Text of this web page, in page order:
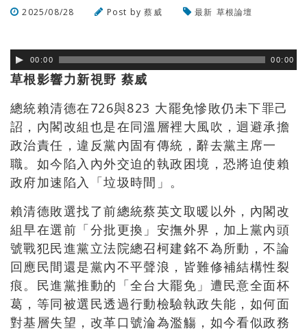
2025/08/28 Post by蔡威 最新 草根論壇
00:00 00:00
草根影響力新視野 蔡威
總統賴清德在726與823 大罷免慘敗仍未下罪己
詔，內閣改組也是在同溫層裡大風吹，迴避承擔
政治責任，違反黨內固有傳統，辭去黨主席一
職。如今陷入內外交迫的執政困境，恐將迫使賴
政府加速陷入「垃圾時間」。
賴清德敗選找了前總統蔡英文取暖以外，內閣改
組早在選前「分批更換」安撫外界，加上黨內頭
號戰犯民進黨立法院總召柯建銘不為所動，不論
回應民間還是黨內不平聲浪，皆難修補結構性裂
痕。民進黨推動的「全台大罷免」遭民意全面杯
葛，等同被選民透過行動檢驗執政失能，如何面
對基層失望，改革口號淪為濫觴，如今看似政務